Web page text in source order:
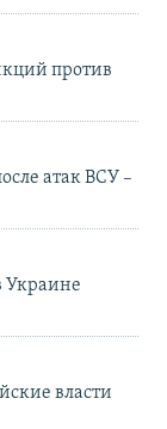
против
атак ВСУ –
Украине
власти